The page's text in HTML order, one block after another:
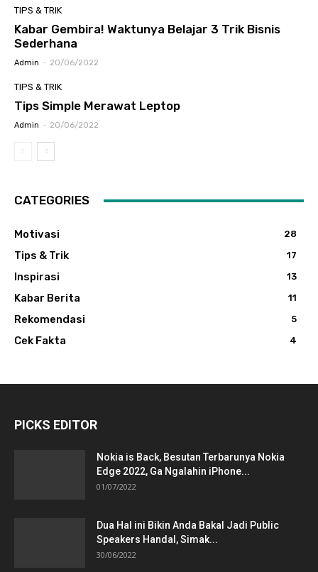
TIPS & TRIK
Kabar Gembira! Waktunya Belajar 3 Trik Bisnis
Sederhana
Admin - 20/06/2022
TIPS & TRIK
Tips Simple Merawat Leptop
Admin - 20/06/2022
CATEGORIES
Motivasi 28
Tips & Trik 17
Inspirasi 13
Kabar Berita 11
Rekomendasi 5
Cek Fakta 4
PICKS EDITOR
Nokia is Back, Besutan Terbarunya Nokia
Edge 2022, Ga Ngalahin iPhone...
01/07/2022
Dua Hal ini Bikin Anda Bakal Jadi Public
Speakers Handal, Simak...
30/06/2022